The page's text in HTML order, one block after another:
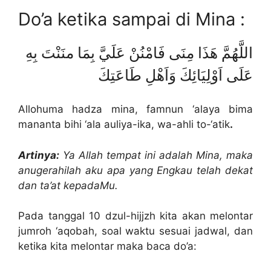
Do’a ketika sampai di Mina :
اللَّهُمَّ هَذَا مِنَى فَامْنُنْ عَلَيَّ بِمَا منَنْتَ بِهِ
عَلَى اَوْلِيَائِكَ وَاَهْلِ طَاعَتِكَ
Allohuma hadza mina, famnun ‘alaya bima
mananta bihi ‘ala auliya-ika, wa-ahli to-‘atik.
Artinya: Ya Allah tempat ini adalah Mina, maka
anugerahilah aku apa yang Engkau telah dekat
dan ta’at kepadaMu.
Pada tanggal 10 dzul-hijjzh kita akan melontar
jumroh ‘aqobah, soal waktu sesuai jadwal, dan
ketika kita melontar maka baca do’a: